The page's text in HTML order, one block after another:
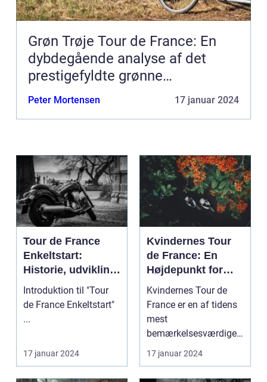
Grøn Trøje Tour de France: En
dybdegående analyse af det
prestigefyldte grønne
pointklassement
Peter Mortensen 17 januar 2024
Tour de France
Enkeltstart:
Historie, udvikling
og
nøgleinformatione
Introduktion til "Tour
de France Enkeltstart"
...
17 januar 2024
Kvindernes Tour
de France: En
Højdepunkt for
Cykelsporten
Kvindernes Tour de
France er en af tidens
mest
bemærkelsesværdige
cykelløb. Det er et
prestigefyldt ...
17 januar 2024